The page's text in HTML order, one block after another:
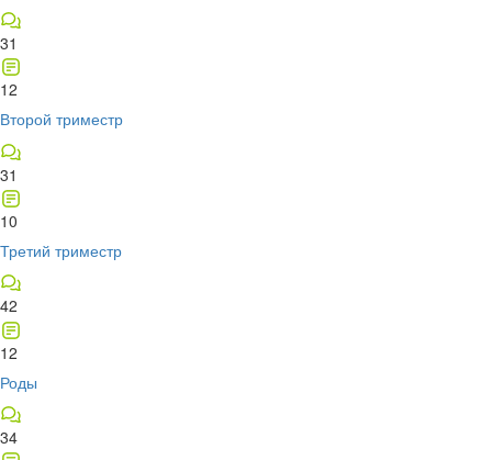
31
12
Второй триместр
31
10
Третий триместр
42
12
Роды
34